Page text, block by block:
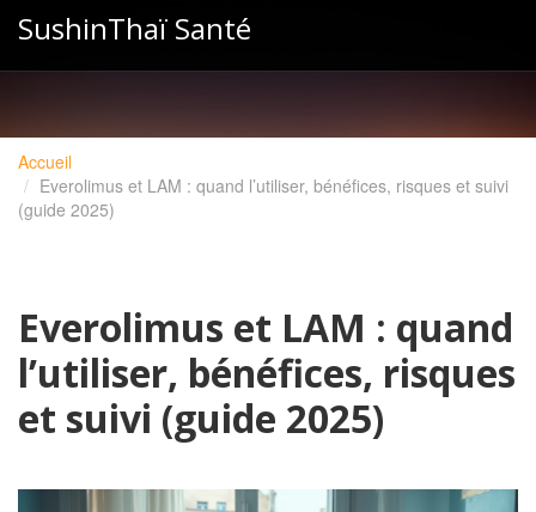
SushinThaï Santé
Accueil
Everolimus et LAM : quand l’utiliser, bénéfices, risques et suivi
(guide 2025)
Everolimus et LAM : quand
l’utiliser, bénéfices, risques
et suivi (guide 2025)